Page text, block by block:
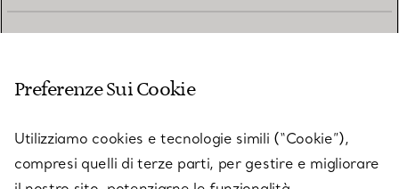
Preferenze Sui Cookie
Utilizziamo cookies e tecnologie simili (“Cookie”),
compresi quelli di terze parti, per gestire e migliorare